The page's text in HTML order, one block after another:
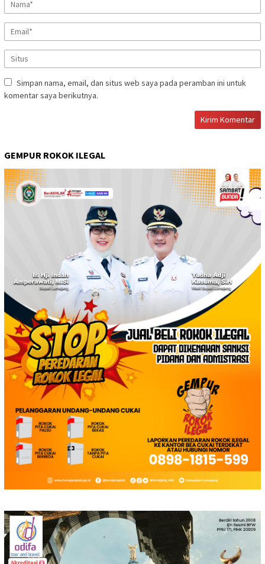
Simpan nama, email, dan situs web saya pada peramban ini untuk
komentar saya berikutnya.
GEMPUR ROKOK ILEGAL